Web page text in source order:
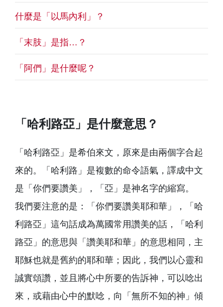
什麼是「以馬內利」？
「末肢」是指…？
「阿們」是什麼呢？
「哈利路亞」是什麼意思？
「哈利路亞」是希伯來文，原來是由兩個字合起
來的。「哈利路」是複數的命令語氣，譯成中文
是「你們要讚美」，「亞」是神名字的縮寫。
我們要注意的是：「你們要讚美耶和華」，「哈
利路亞」這句話成為萬國常用讚美的話，「哈利
路亞」的意思與「讚美耶和華」的意思相同，主
耶穌也就是舊約的耶和華；因此，我們以心靈和
誠實頌讚，並且將心中所要的告訴神，可以唸出
來，或藉由心中的默唸，向「無所不知的神」傾